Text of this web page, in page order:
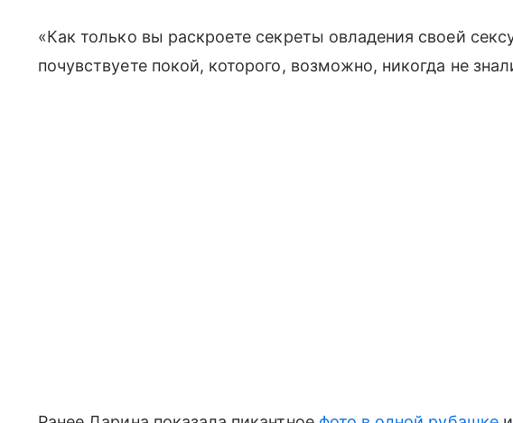
«Как только вы раскроете секреты овладения своей
почувствуете покой, которого, возможно, никогда не